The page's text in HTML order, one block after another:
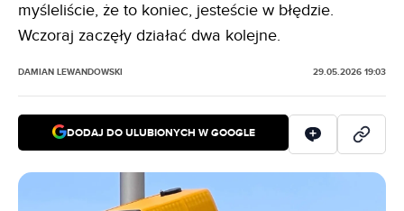
myśleliście, że to koniec, jesteście w błędzie.
Wczoraj zaczęły działać dwa kolejne.
DAMIAN LEWANDOWSKI 29.05.2026 19:03
DODAJ DO ULUBIONYCH W GOOGLE